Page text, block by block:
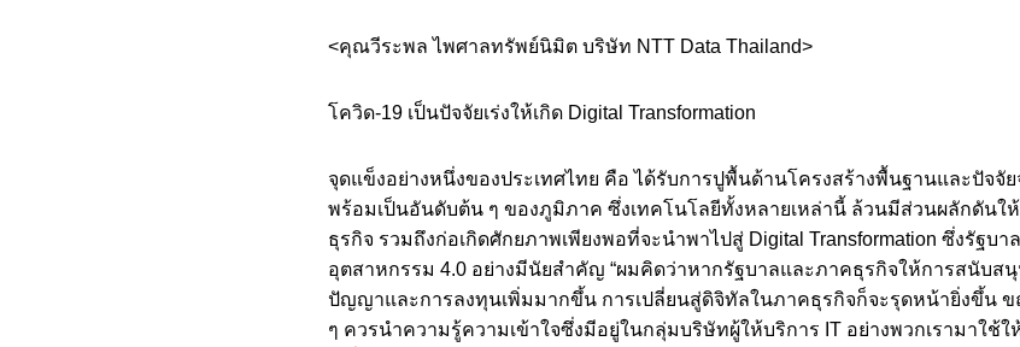
<คุณวีระพล ไพศาลทรัพย์นิมิต บริษัท NTT Data Thailand>
โควิด-19 เป็นปัจจัยเร่งให้เกิด Digital Transformation
จุดแข็งอย่างหนึ่งของประเทศไทย คือ ได้รับการปูพื้นด้านโครงสร้างพื้นฐานและปัจจั
พร้อมเป็นอันดับต้น ๆ ของภูมิภาค ซึ่งเทคโนโลยีทั้งหลายเหล่านี้ ล้วนมีส่วนผลักดันใ
ธุรกิจ รวมถึงก่อเกิดศักยภาพเพียงพอที่จะนำพาไปสู่ Digital Transformation ซึ่งรัฐบา
อุตสาหกรรม 4.0 อย่างมีนัยสำคัญ “ผมคิดว่าหากรัฐบาลและภาคธุรกิจให้การสนับส
ปัญญาและการลงทุนเพิ่มมากขึ้น การเปลี่ยนสู่ดิจิทัลในภาคธุรกิจก็จะรุดหน้ายิ่งขึ้น ข
ๆ ควรนำความรู้ความเข้าใจซึ่งมีอยู่ในกลุ่มบริษัทผู้ให้บริการ IT อย่างพวกเรามาใช้ใ